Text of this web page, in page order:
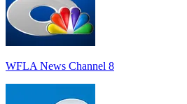
WFLA News Channel 8